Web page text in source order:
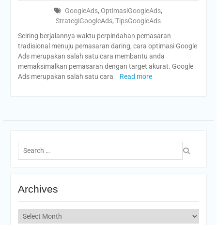
GoogleAds, OptimasiGoogleAds,
StrategiGoogleAds,TipsGoogleAds
Seiring berjalannya waktu perpindahan pemasaran
tradisional menuju pemasaran daring, cara optimasi Google
Ads merupakan salah satu cara membantu anda
memaksimalkan pemasaran dengan target akurat. Google
Ads merupakan salah satu cara
Read more
Search
for:
Archives
Archives